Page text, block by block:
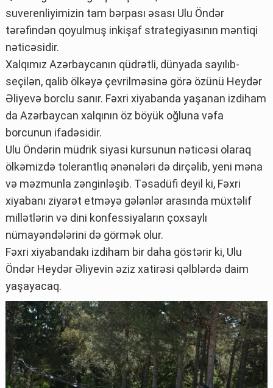
suverenliyimizin tam bərpası əsası Ulu Öndər
tərəfindən qoyulmuş inkişaf strategiyasının məntiqi
nəticəsidir.
Xalqımız Azərbaycanın qüdrətli, dünyada sayılıb-
seçilən, qalib ölkəyə çevrilməsinə görə özünü Heydər
Əliyevə borclu sanır. Fəxri xiyabanda yaşanan izdiham
da Azərbaycan xalqının öz böyük oğluna vəfa
borcunun ifadəsidir.
Ulu Öndərin müdrik siyasi kursunun nəticəsi olaraq
ölkəmizdə tolerantlıq ənənələri də dirçəlib, yeni məna
və məzmunla zənginləşib. Təsadüfi deyil ki, Fəxri
xiyabanı ziyarət etməyə gələnlər arasında müxtəlif
millətlərin və dini konfessiyaların çoxsaylı
nümayəndələrini də görmək olur.
Fəxri xiyabandakı izdiham bir daha göstərir ki, Ulu
Öndər Heydər Əliyevin əziz xatirəsi qəlblərdə daim
yaşayacaq.